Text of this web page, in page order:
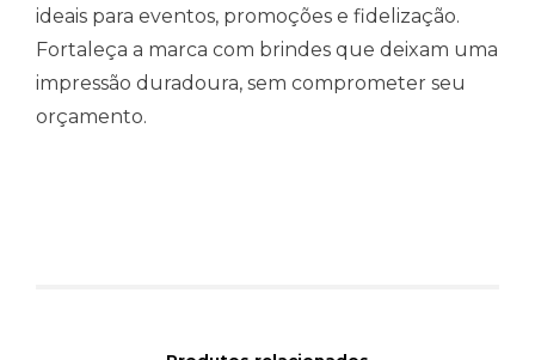
ideais para eventos, promoções e fidelização.
Fortaleça a marca com brindes que deixam uma
impressão duradoura, sem comprometer seu
orçamento.